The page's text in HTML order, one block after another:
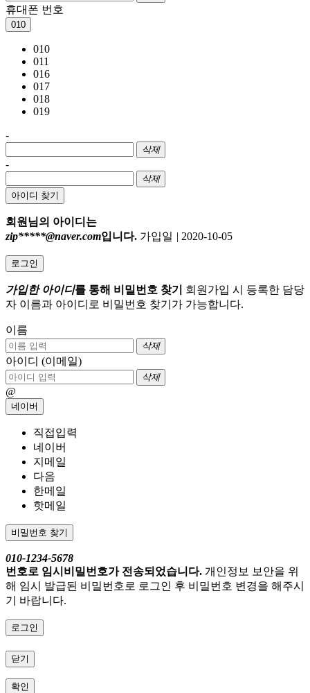
휴대폰 번호
010
010
011
016
017
018
019
-
삭제
-
삭제
아이디 찾기
회원님의 아이디는
zip*****@naver.com입니다. 가입일 | 2020-10-05
로그인
가입한 아이디를 통해 비밀번호 찾기
회원가입 시 등록한 담당
자 이름과 아이디로 비밀번호 찾기가 가능합니다.
이름
삭제
아이디 (이메일)
삭제
@
네이버
직접입력
네이버
지메일
다음
한메일
핫메일
비밀번호 찾기
010-1234-5678
번호로 임시비밀번호가 전송되었습니다. 개인정보 보안을 위
해 임시 발급된 비밀번호로 로그인 후 비밀번호 변경을 해주시
기 바랍니다.
로그인
닫기
확인